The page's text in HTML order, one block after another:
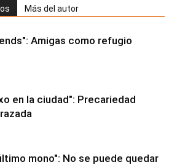
Más del autor
Amigas como refugio
en la ciudad": Precariedad
mono": No se puede quedar